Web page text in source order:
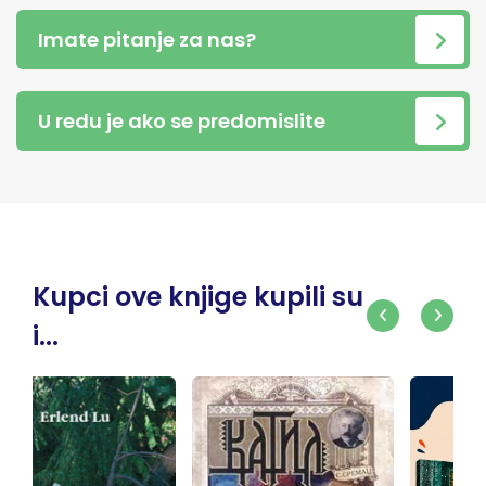
Imate pitanje za nas?
U redu je ako se predomislite
Kupci ove knjige kupili su
i...